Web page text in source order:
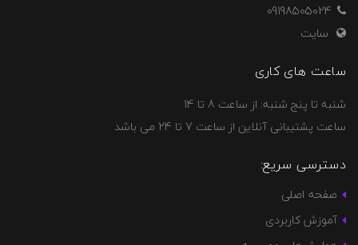
09198505024
سایت
ساعت های کاری
شنبه تا پنج شنبه: از ساعت 8 تا 14
ساعت پشتیبانی آنلاین از ساعت 7 تا 24 می باشد
دسترسی سریع:
صفحه اصلی
آموزش کاربردی